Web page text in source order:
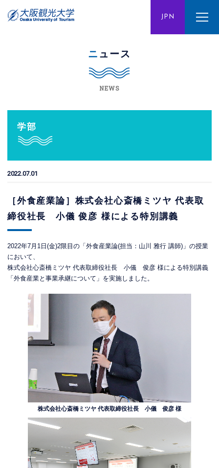
JPN
ENG CHN
ニュース
NEWS
学部
2022.07.01
［外食産業論］株式会社心斎橋ミツヤ 代表取
締役社長 小儀 俊彦 様による特別講義
2022年7月1日(金)2限目の「外食産業論(担当：山川 雅行 講師)」の授業
において、
株式会社心斎橋ミツヤ 代表取締役社長 小儀 俊彦 様による特別講義
「外食産業と事業承継について」を実施しました。
株式会社心斎橋ミツヤ 代表取締役社長 小儀 俊彦 様